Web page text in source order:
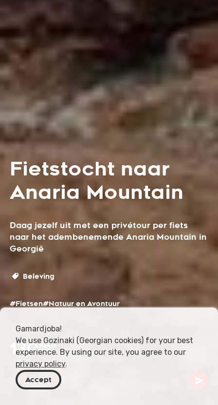
Fietstocht naar
Anaria Mountain
Daag jezelf uit met een privétour per fiets
naar het adembenemende Anaria Mountain in
Georgië
Beleving
#Fietsen#Natuur en Avontuur
130USD
Gamardjoba!
We use Gozinaki (Georgian cookies) for your best
experience. By using our site, you agree to our
privacy policy.
Accept